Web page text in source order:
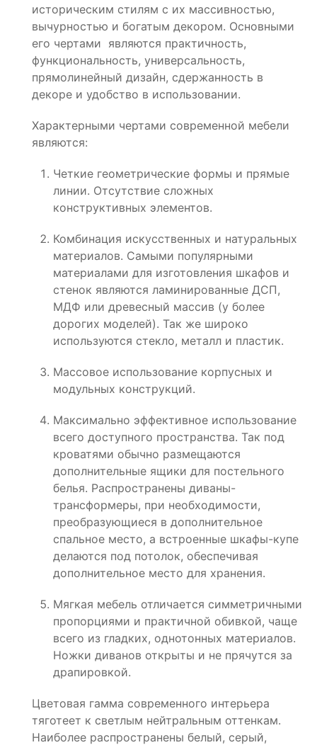
историческим стилям с их массивностью,
вычурностью и богатым декором. Основными
его чертами являются практичность,
функциональность, универсальность,
прямолинейный дизайн, сдержанность в
декоре и удобство в использовании.
Характерными чертами современной мебели
являются:
Четкие геометрические формы и прямые
линии. Отсутствие сложных
конструктивных элементов.
Комбинация искусственных и натуральных
материалов. Самыми популярными
материалами для изготовления шкафов и
стенок являются ламинированные ДСП,
МДФ или древесный массив (у более
дорогих моделей). Так же широко
используются стекло, металл и пластик.
Массовое использование корпусных и
модульных конструкций.
Максимально эффективное использование
всего доступного пространства. Так под
кроватями обычно размещаются
дополнительные ящики для постельного
белья. Распространены диваны-
трансформеры, при необходимости,
преобразующиеся в дополнительное
спальное место, а встроенные шкафы-купе
делаются под потолок, обеспечивая
дополнительное место для хранения.
Мягкая мебель отличается симметричными
пропорциями и практичной обивкой, чаще
всего из гладких, однотонных материалов.
Ножки диванов открыты и не прячутся за
драпировкой.
Цветовая гамма современного интерьера
тяготеет к светлым нейтральным оттенкам.
Наиболее распространены белый, серый,